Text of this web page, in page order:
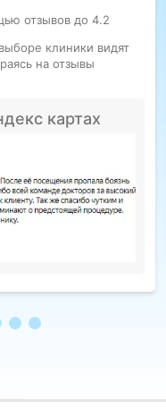
отзывов до 4.2
клиники видят
на отзывы
картах